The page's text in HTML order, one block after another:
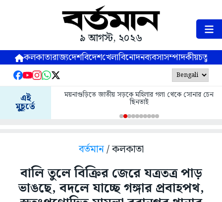
৯ আগস্ট, ২০২৬
কলকাতারাজ্যদেশবিদেশখেলাবিনোদনব্যবসাসম্পাদকীয়
এই
মুহূর্তে
ময়নাগুড়িতে জাতীয় সড়কে মহিলার গলা থেকে সোনার চেন
ছিনতাই
বর্তমান/ কলকাতা
বালি তুলে বিক্রির জেরে যত্রতত্র পাড়
ভাঙছে, বদলে যাচ্ছে গঙ্গার প্রবাহপথ,